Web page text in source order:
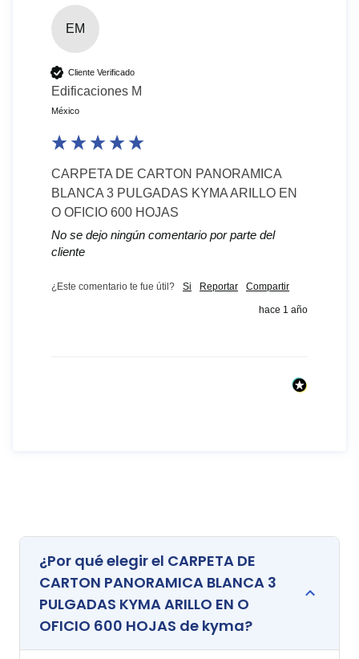
EM
Cliente Verificado
Edificaciones M
México
CARPETA DE CARTON PANORAMICA
BLANCA 3 PULGADAS KYMA ARILLO EN
O OFICIO 600 HOJAS
No se dejo ningún comentario por parte del
cliente
¿Este comentario te fue útil? Si Reportar Compartir
hace 1 año
¿Por qué elegir el CARPETA DE
CARTON PANORAMICA BLANCA 3
PULGADAS KYMA ARILLO EN O
OFICIO 600 HOJAS de kyma?